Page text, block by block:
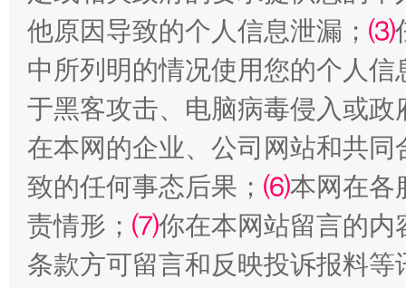
受贿1.44亿！段成刚被判无期 从幼
他原因导致的个人信息泄漏； ⑶
中所列明的情况使用您的个人
于黑客攻击、电脑病毒侵入或
在本网的企业、公司网站和共
致的任何事态后果； ⑹本网在各
责情形； ⑺你在本网站留言的内
条款方可留言和反映投诉报料